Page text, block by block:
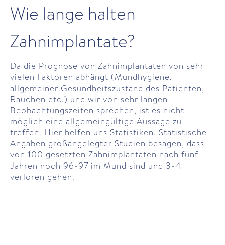
Wie lange halten
Zahnimplantate?
Da die Prognose von Zahn­implantaten von sehr
vielen Faktoren abhängt (Mund­hygiene,
allgemeiner Gesundheits­zustand des Patienten,
Rauchen etc.) und wir von sehr langen
Beobachtungs­zeiten sprechen, ist es nicht
möglich eine allgemein­gültige Aus­sage zu
treffen. Hier helfen uns Statistiken. Statistische
Angaben groß­angelegter Studien besagen, dass
von 100 gesetzten Zahn­implantaten nach fünf
Jahren noch 96-97 im Mund sind und 3-4
verloren gehen.